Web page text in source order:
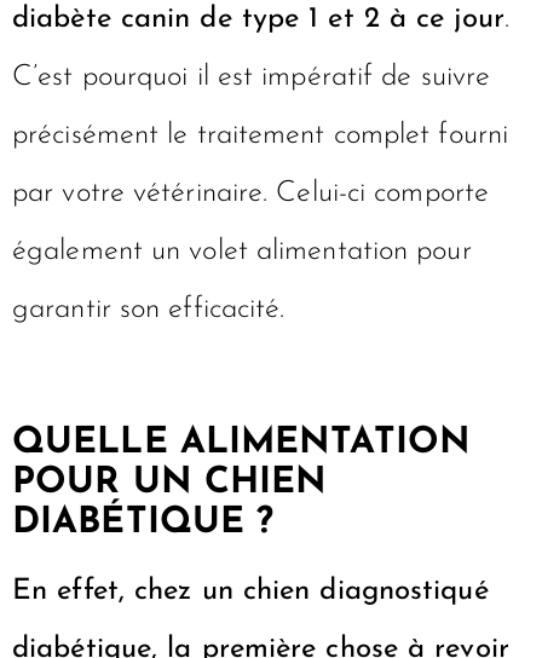
diabète canin de type 1 et 2 à ce jour.
C’est pourquoi il est impératif de suivre
précisément le traitement complet fourni
par votre vétérinaire. Celui-ci comporte
également un volet alimentation pour
garantir son efficacité.
QUELLE ALIMENTATION
POUR UN CHIEN
DIABÉTIQUE ?
En effet, chez un chien diagnostiqué
diabétique, la première chose à revoir